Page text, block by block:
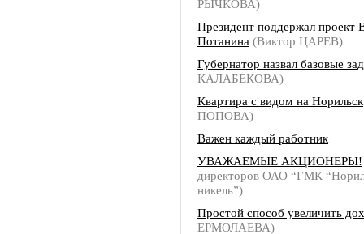
РЫЧКОВА)
Президент поддержал проект
Потанина (Виктор ЦАРЕВ)
Губернатор назвал базовые
КАЛАБЕКОВА)
Квартира с видом на Норильск
ПОПОВА)
Важен каждый работник
УВАЖАЕМЫЕ АКЦИОНЕРЫ!
директоров ОАО “ГМК
никель”)
Простой способ увеличить
ЕРМОЛАЕВА)